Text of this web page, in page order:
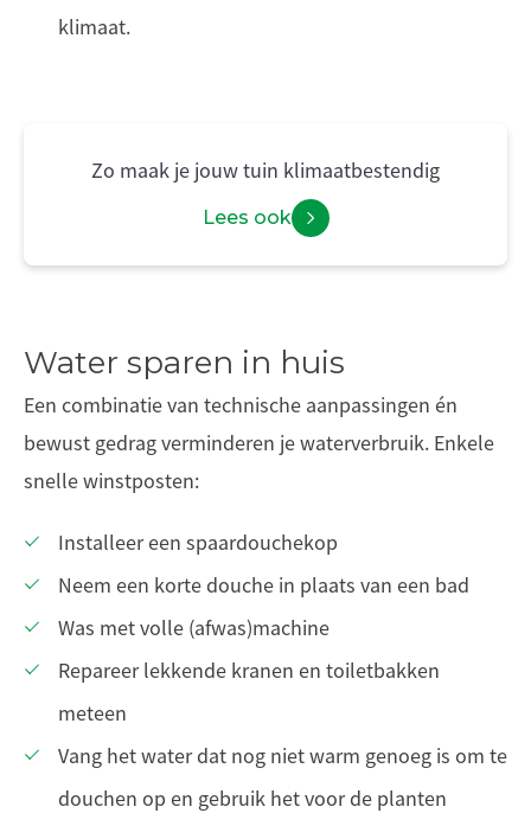
klimaat.
Zo maak je jouw tuin klimaatbestendig
Lees ook
Water sparen in huis
Een combinatie van technische aanpassingen én
bewust gedrag verminderen je waterverbruik. Enkele
snelle winstposten:
Installeer een spaardouchekop
Neem een korte douche in plaats van een bad
Was met volle (afwas)machine
Repareer lekkende kranen en toiletbakken
meteen
Vang het water dat nog niet warm genoeg is om te
douchen op en gebruik het voor de planten